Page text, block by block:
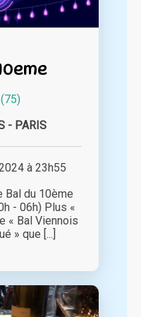
- PARIS
à 23h55
Bal du 10ème
- 06h) Plus «
« Bal Viennois
» que [...]